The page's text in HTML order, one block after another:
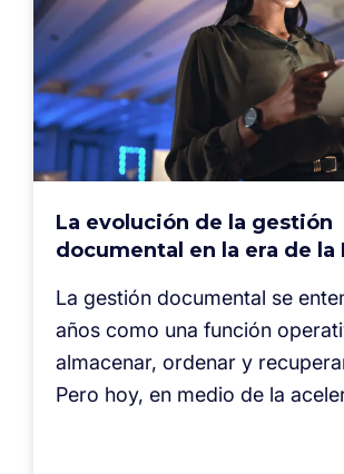
La evolución de la gestión
documental en la era de la
La gestión documental se
años como una función
almacenar, ordenar y
Pero hoy, en medio de la